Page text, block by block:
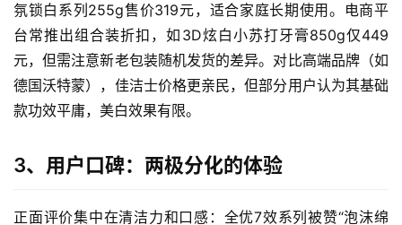
氛锁白系列255g售价319元，适合家庭长期使用。电商平
台常推出组合装折扣，如3D炫白小苏打牙膏850g仅449
元，但需注意新老包装随机发货的差异。对比高端品牌（如
德国沃特蒙），佳洁士价格更亲民，但部分用户认为其基础
款功效平庸，美白效果有限。
3、用户口碑：两极分化的体验
正面评价集中在清洁力和口感：全优7效系列被赞“泡沫绵